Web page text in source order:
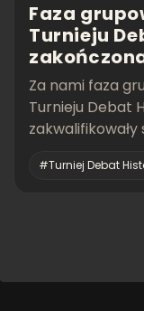
Faza
Turnieju
Za nami faza
Turnieju Debat
zakwalifikowały
#Turniej Debat